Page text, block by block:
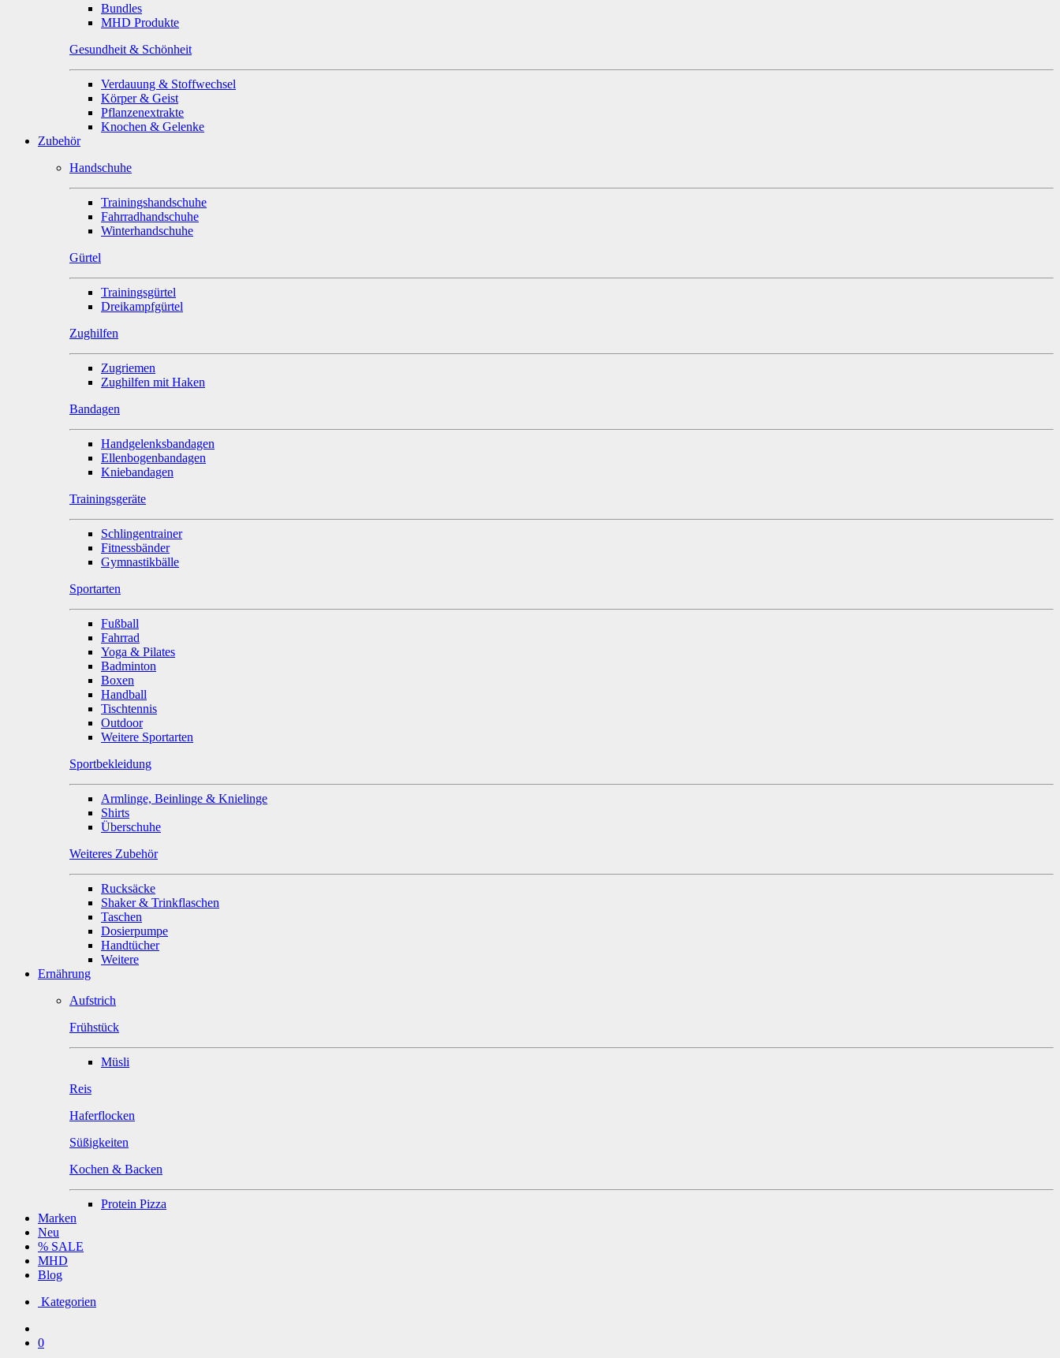
Bundles
MHD Produkte
Gesundheit & Schönheit
Verdauung & Stoffwechsel
Körper & Geist
Pflanzenextrakte
Knochen & Gelenke
Zubehör
Handschuhe
Trainingshandschuhe
Fahrradhandschuhe
Winterhandschuhe
Gürtel
Trainingsgürtel
Dreikampfgürtel
Zughilfen
Zugriemen
Zughilfen mit Haken
Bandagen
Handgelenksbandagen
Ellenbogenbandagen
Kniebandagen
Trainingsgeräte
Schlingentrainer
Fitnessbänder
Gymnastikbälle
Sportarten
Fußball
Fahrrad
Yoga & Pilates
Badminton
Boxen
Handball
Tischtennis
Outdoor
Weitere Sportarten
Sportbekleidung
Armlinge, Beinlinge & Knielinge
Shirts
Überschuhe
Weiteres Zubehör
Rucksäcke
Shaker & Trinkflaschen
Taschen
Dosierpumpe
Handtücher
Weitere
Ernährung
Aufstrich
Frühstück
Müsli
Reis
Haferflocken
Süßigkeiten
Kochen & Backen
Protein Pizza
Marken
Neu
% SALE
MHD
Blog
Kategorien
0